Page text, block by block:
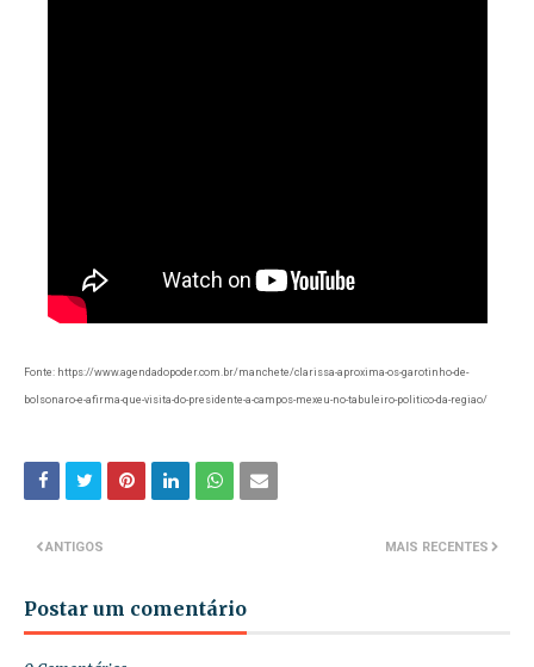
Fonte: https://www.agendadopoder.com.br/manchete/clarissa-aproxima-os-garotinho-de-
bolsonaro-e-afirma-que-visita-do-presidente-a-campos-mexeu-no-tabuleiro-politico-da-regiao/
MAIS RECENTES
ANTIGOS
Postar um comentário